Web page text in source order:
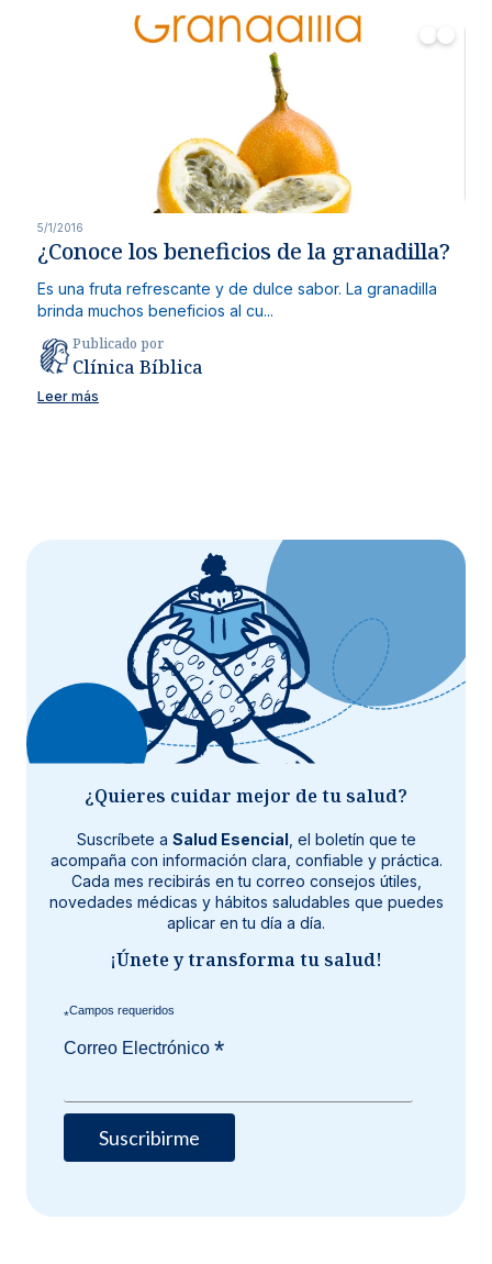
5/1/2016
¿Conoce los beneficios de la granadilla?
Es una fruta refrescante y de dulce sabor. La granadilla
brinda muchos beneficios al cu...
Publicado por
Clínica Bíblica
Leer más
¿Quieres cuidar mejor de tu salud?
Suscríbete a Salud Esencial , el boletín que te
acompaña con información clara, confiable y práctica.
Cada mes recibirás en tu correo consejos útiles,
novedades médicas y hábitos saludables que puedes
aplicar en tu día a día.
¡Únete y transforma tu salud!
*
Correo Electrónico*